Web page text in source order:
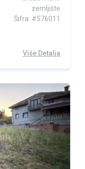
zemljište
Šifra: #576011
Više Detalja